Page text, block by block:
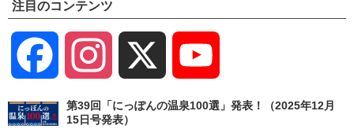
注目のコンテンツ
Facebook Instagram
Channel
第39回「にっぽんの温泉100選」発表！（2025年12月
15日号発表）